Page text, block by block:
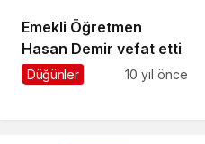
Emekli Öğretmen
Hasan Demir vefat etti
Düğünler 10 yıl önce